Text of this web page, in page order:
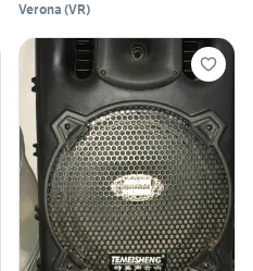
Verona (VR)